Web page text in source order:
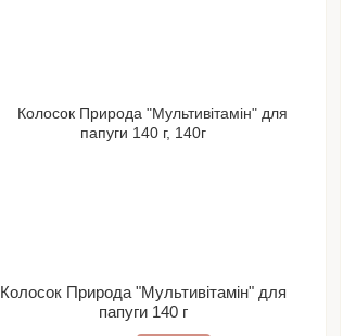
Колосок Природа "Мультивітамін" для
папуги 140 г